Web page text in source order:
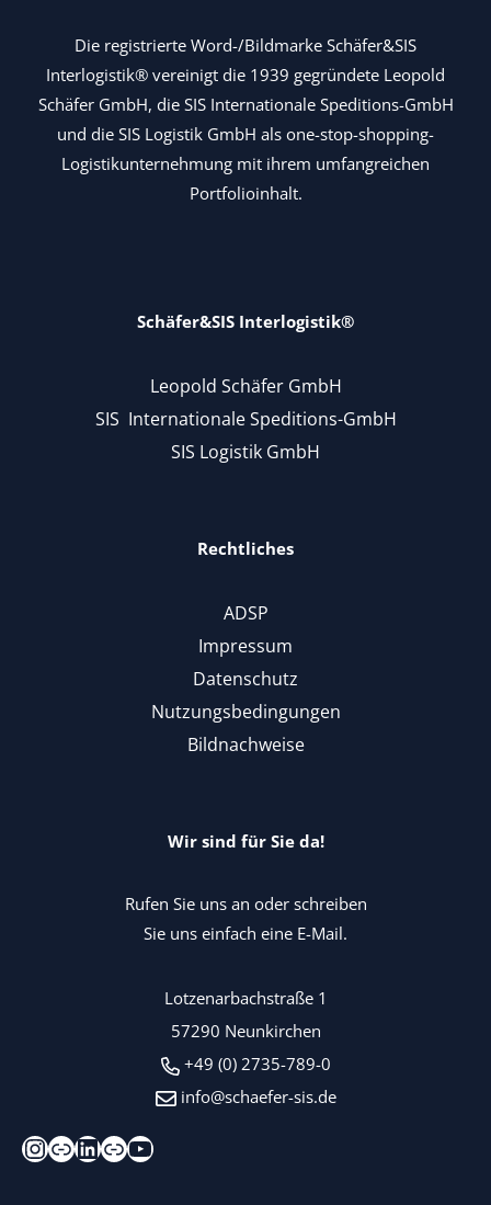
Die registrierte Word-/Bildmarke Schäfer&SIS
Interlogistik® vereinigt die 1939 gegründete Leopold
Schäfer GmbH, die SIS Internationale Speditions-GmbH
und die SIS Logistik GmbH als one-stop-shopping-
Logistikunternehmung mit ihrem umfangreichen
Portfolioinhalt.
Schäfer&SIS Interlogistik®
Leopold Schäfer GmbH
SIS Internationale Speditions-GmbH
SIS Logistik GmbH
Rechtliches
ADSP
Impressum
Datenschutz
Nutzungsbedingungen
Bildnachweise
Wir sind für Sie da!
Rufen Sie uns an oder schreiben
Sie uns einfach eine E-Mail.
Lotzenarbachstraße 1
57290 Neunkirchen
+49 (0) 2735-789-0
info@schaefer-sis.de
Instagram
XingLinkedIn
Kununu
YouTube